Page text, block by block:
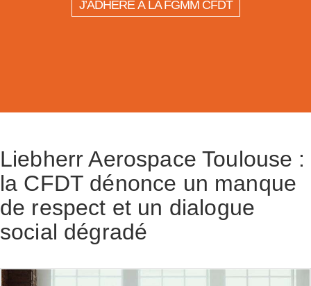
J’ADHÈRE À LA FGMM CFDT
Liebherr Aerospace Toulouse :
la CFDT dénonce un manque
de respect et un dialogue
social dégradé